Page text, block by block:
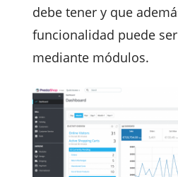
debe tener y que
funcionalidad puede
mediante módulos.